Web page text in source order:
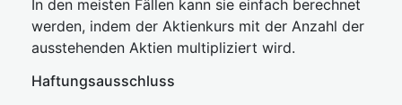
In den meisten Fällen kann sie einfach berechnet
werden, indem der Aktienkurs mit der Anzahl der
ausstehenden Aktien multipliziert wird.
Haftungsausschluss